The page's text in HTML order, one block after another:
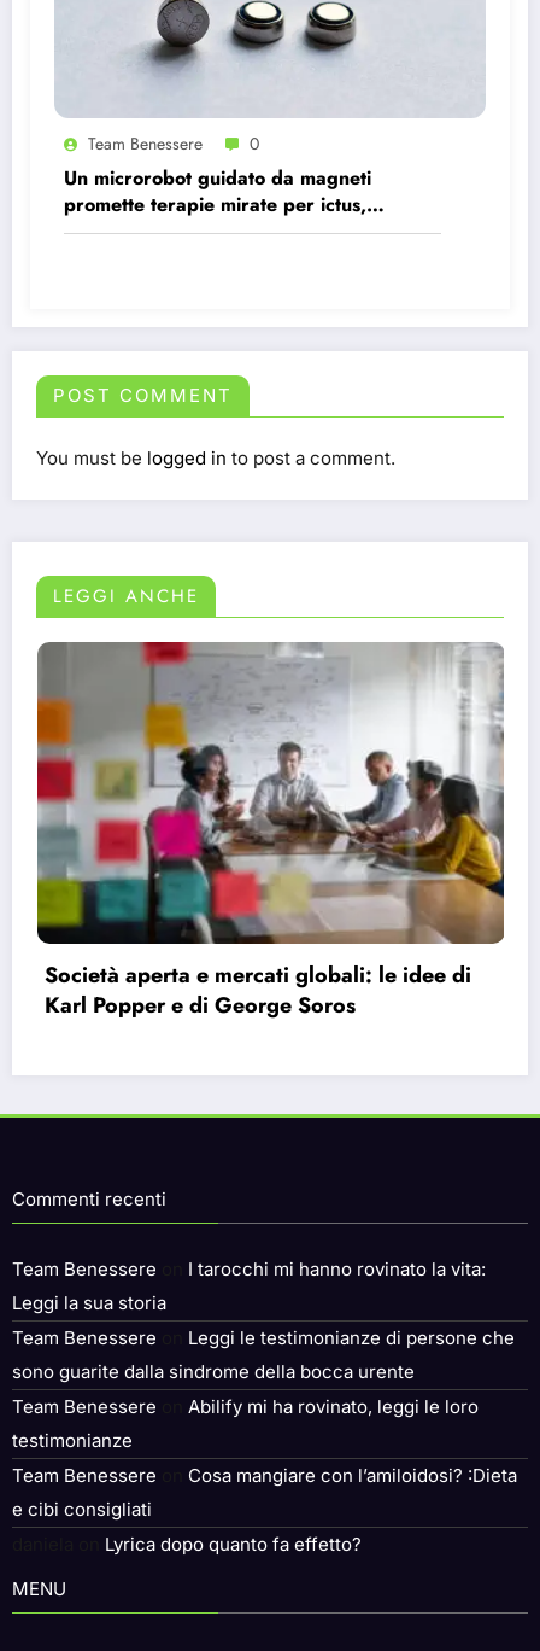
Team Benessere 0
Un microrobot guidato da magneti
promette terapie mirate per ictus,
infezioni e tumori.
POST COMMENT
You must be logged in to post a comment.
LEGGI ANCHE
Bauman e la modernità liquida: perché ci
sentiamo vuoti nonostante le infinite
Commenti recenti
Team Benessere
I tarocchi mi hanno rovinato la vita:
Leggi la sua storia
Team Benessere
Leggi le testimonianze di persone che
sono guarite dalla sindrome della bocca urente
Team Benessere
Abilify mi ha rovinato, leggi le loro
testimonianze
Team Benessere
Cosa mangiare con l’amiloidosi? :Dieta
e cibi consigliati
Lyrica dopo quanto fa effetto?
MENU